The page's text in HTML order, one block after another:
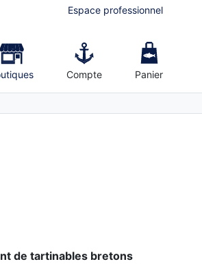
Espace professionnel
Compte Panier
de tartinables bretons